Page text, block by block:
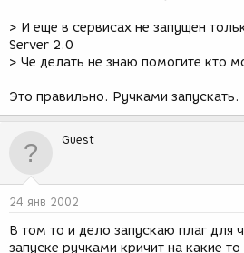
> И еще в сервисах не запущен
Server 2.0
> Че делать не знаю помогите кто
Это правильно. Ручками запускать.
Guest
24 янв 2002
В том то и дело запускаю плаг для
запуске ручками кричит на какие